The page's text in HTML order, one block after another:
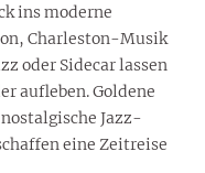
ins moderne
Charleston-Musik
oder Sidecar lassen
aufleben. Goldene
Jazz-
eine Zeitreise